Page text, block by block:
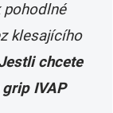
pohodlné
klesajícího
chcete
IVAP